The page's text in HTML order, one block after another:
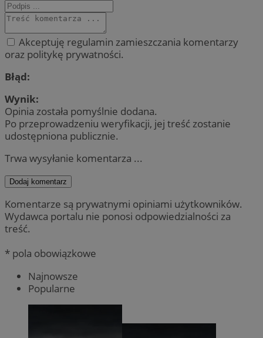
Akceptuję regulamin zamieszczania komentarzy
oraz politykę prywatności.
Błąd:
Wynik:
Opinia została pomyślnie dodana.
Po przeprowadzeniu weryfikacji, jej treść zostanie
udostępniona publicznie.
Trwa wysyłanie komentarza ...
Dodaj komentarz
Komentarze są prywatnymi opiniami użytkowników.
Wydawca portalu nie ponosi odpowiedzialności za
treść.
* pola obowiązkowe
Najnowsze
Popularne